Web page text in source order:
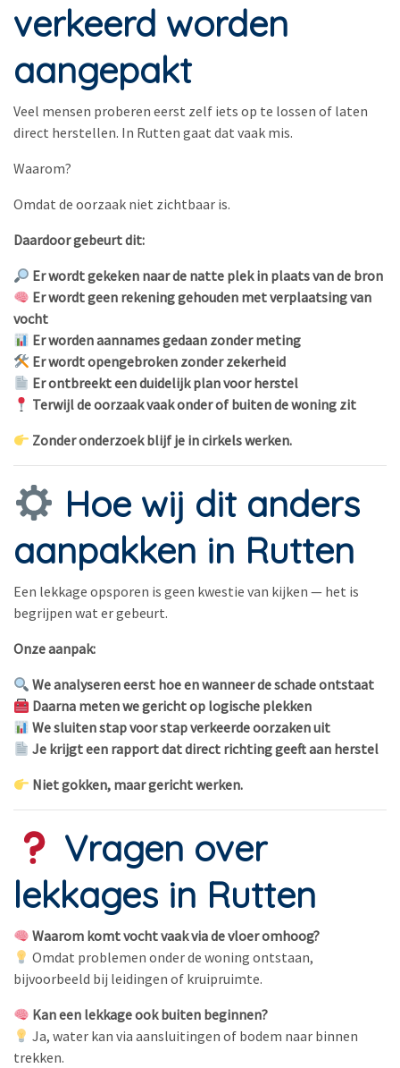
verkeerd worden
aangepakt
Veel mensen proberen eerst zelf iets op te lossen of laten
direct herstellen. In Rutten gaat dat vaak mis.
Waarom?
Omdat de oorzaak niet zichtbaar is.
Daardoor gebeurt dit:
Er wordt gekeken naar de natte plek in plaats van de bron
Er wordt geen rekening gehouden met verplaatsing van
vocht
Er worden aannames gedaan zonder meting
Er wordt opengebroken zonder zekerheid
Er ontbreekt een duidelijk plan voor herstel
Terwijl de oorzaak vaak onder of buiten de woning zit
Zonder onderzoek blijf je in cirkels werken.
Hoe wij dit anders
aanpakken in Rutten
Een lekkage opsporen is geen kwestie van kijken — het is
begrijpen wat er gebeurt.
Onze aanpak:
We analyseren eerst hoe en wanneer de schade ontstaat
Daarna meten we gericht op logische plekken
We sluiten stap voor stap verkeerde oorzaken uit
Je krijgt een rapport dat direct richting geeft aan herstel
Niet gokken, maar gericht werken.
Vragen over
lekkages in Rutten
Waarom komt vocht vaak via de vloer omhoog?
Omdat problemen onder de woning ontstaan,
bijvoorbeeld bij leidingen of kruipruimte.
Kan een lekkage ook buiten beginnen?
Ja, water kan via aansluitingen of bodem naar binnen
trekken.